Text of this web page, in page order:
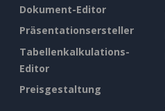
Dokument-Editor
Präsentationsersteller
Tabellenkalkulations-
Editor
Preisgestaltung